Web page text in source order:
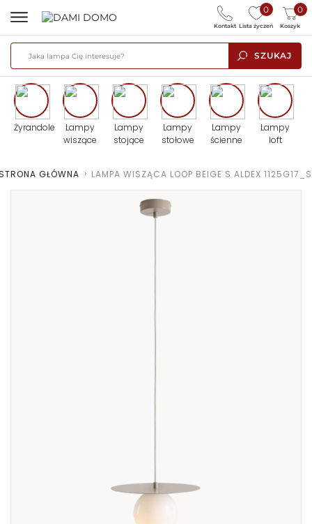
SZUKAJ
0
Lista życzeń
0
Koszyk
Kontakt
Żyrandole
Lampy
wiszące
Lampy
stojące
Lampy
stołowe
Lampy
ścienne
Lampy
loft
GŁÓWNA > LAMPA WISZĄCA LOOP BEIGE S ALDEX 1125G17_S